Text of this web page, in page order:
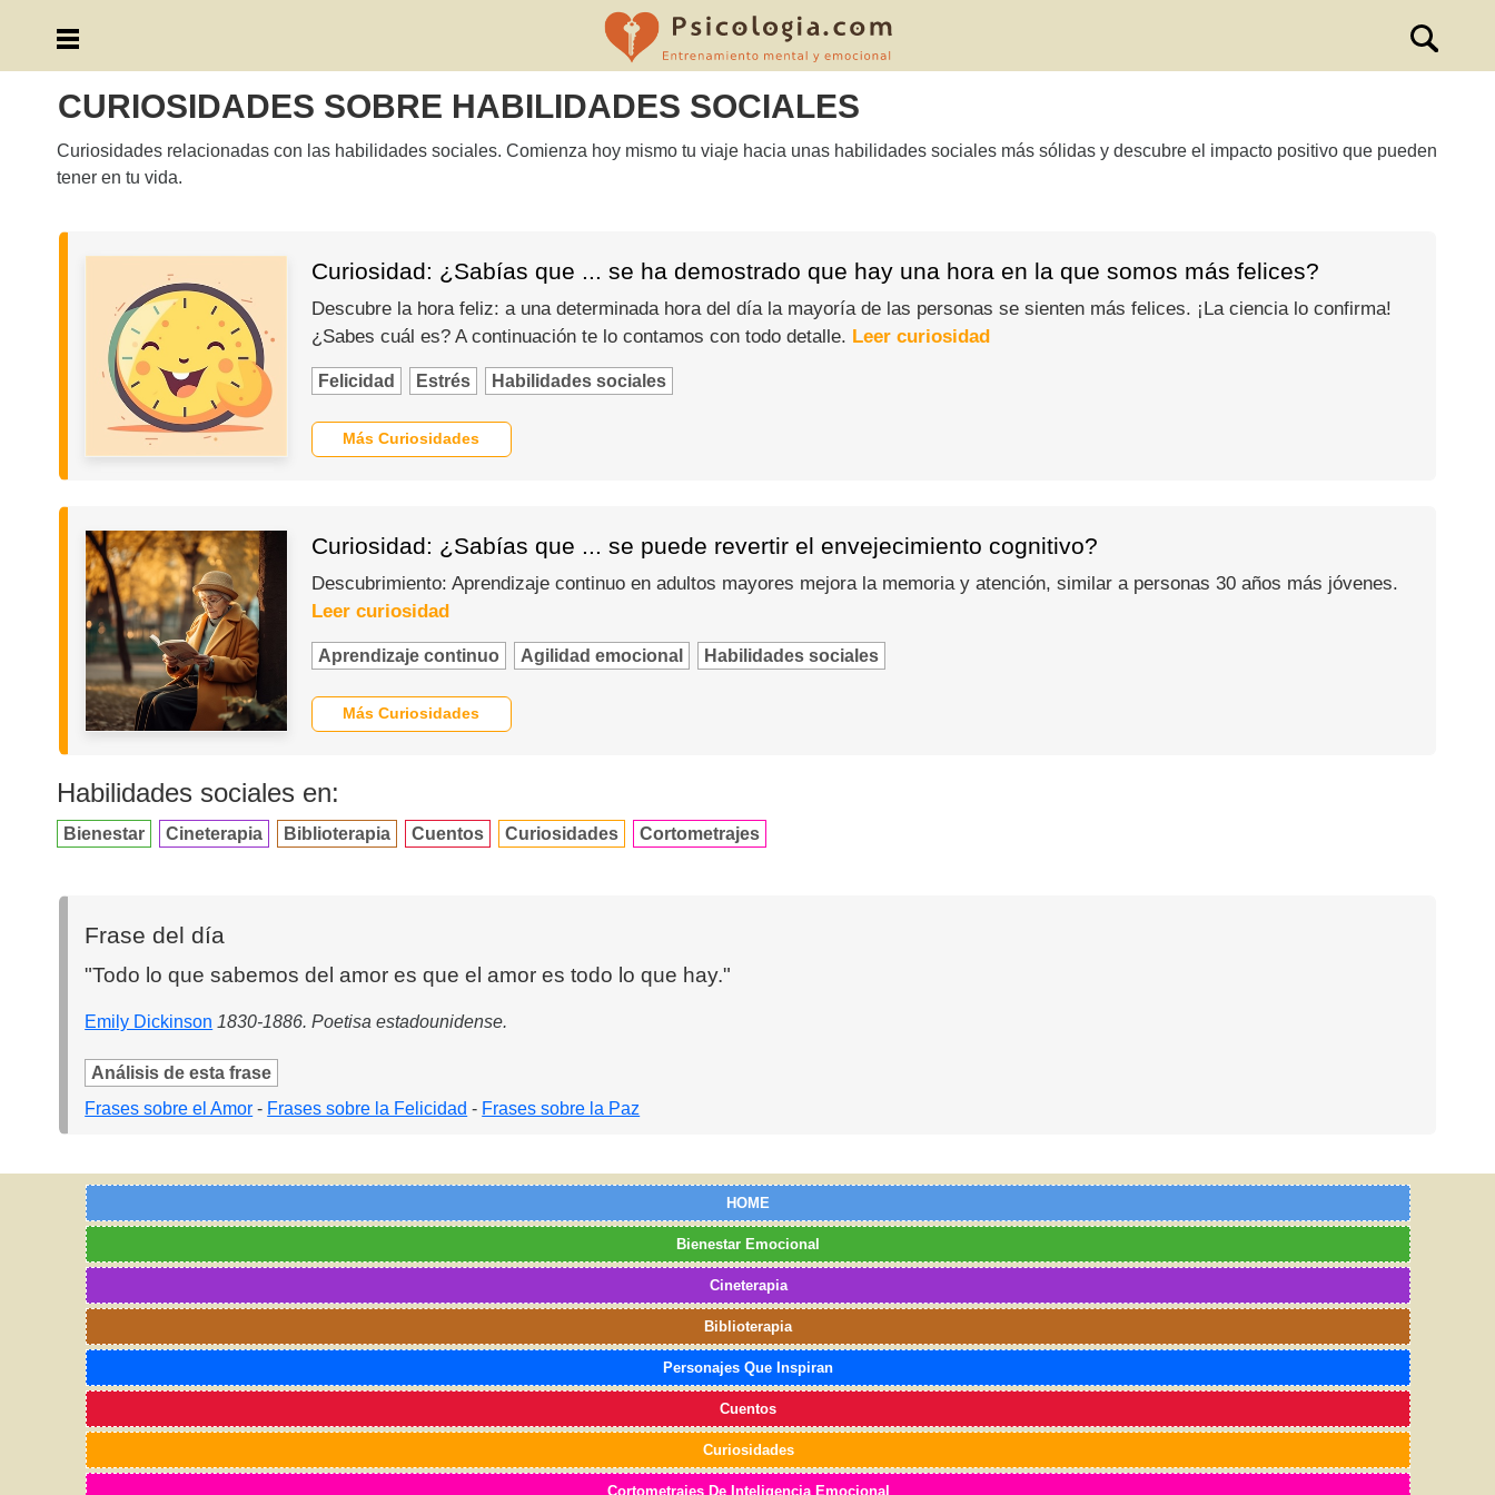
CURIOSIDADES SOBRE HABILIDADES SOCIALES
Curiosidades relacionadas con las habilidades sociales. Comienza hoy mismo tu viaje hacia unas habilidades sociales más sólidas y descubre el impacto positivo que pueden
tener en tu vida.
Curiosidad: ¿Sabías que ... se ha demostrado que hay una hora en la que somos más felices?
Descubre la hora feliz: a una determinada hora del día la mayoría de las personas se sienten más felices. ¡La ciencia lo confirma!
¿Sabes cuál es? A continuación te lo contamos con todo detalle. Leer curiosidad
Felicidad Estrés Habilidades sociales
Más Curiosidades
Curiosidad: ¿Sabías que ... se puede revertir el envejecimiento cognitivo?
Descubrimiento: Aprendizaje continuo en adultos mayores mejora la memoria y atención, similar a personas 30 años más jóvenes.
Leer curiosidad
Aprendizaje continuo Agilidad emocional Habilidades sociales
Más Curiosidades
Habilidades sociales en:
Bienestar Cineterapia Biblioterapia Cuentos Curiosidades Cortometrajes
Frase del día
"Todo lo que sabemos del amor es que el amor es todo lo que hay."
Emily Dickinson 1830-1886. Poetisa estadounidense.
Análisis de esta frase
Frases sobre el Amor - Frases sobre la Felicidad - Frases sobre la Paz
HOME
Bienestar Emocional
Cineterapia
Biblioterapia
Personajes Que Inspiran
Cuentos
Curiosidades
Cortometrajes De Inteligencia Emocional